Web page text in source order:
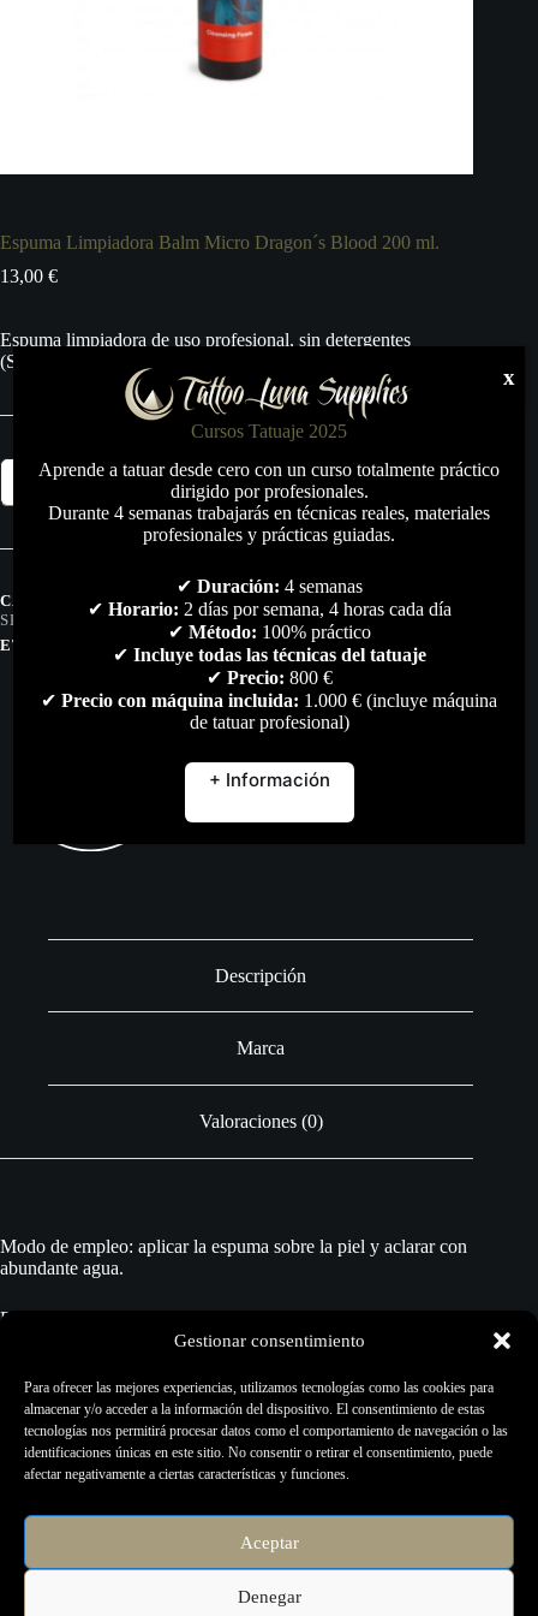
Gestionar consentimiento
Para ofrecer las mejores experiencias, utilizamos tecnologías como las cookies para
almacenar y/o acceder a la información del dispositivo. El consentimiento de estas
tecnologías nos permitirá procesar datos como el comportamiento de navegación o las
identificaciones únicas en este sitio. No consentir o retirar el consentimiento, puede
afectar negativamente a ciertas características y funciones.
Aceptar
Denegar
Espuma Limpiadora Balm Micro Dragon´s Blood 200 ml.
13,00 €
Espuma limpiadora de uso profesional, sin detergentes
(Syndet), pH 5.5.
Espuma
Balm
Dragon
200
ml.
cantidad
Añadir al carrito
CATEGORÍAS:GEL & JABONES HIGIENE & DESINFECCIÓN
SKIN CARE
,
TODO
ETIQUETAS:
BALM , ESPUMA MICROPIGMENTACION
Descripción
Marca
Valoraciones (0)
Modo de empleo: aplicar la espuma sobre la piel y aclarar con
abundante agua.
Especialmente indicada para el lavado de la piel sensible durante el
proceso de micropigmentación o maquillaje permanente.
Favorece la regeneración de la piel
Bálsamo 100% Vegano
Precauciones: mantener fuera del alcance de los niños. No ingerir.
No usar en niños menores de 3 años.
Cursos Tatuaje 2025
Aprende a tatuar desde cero con un curso totalmente práctico
dirigido por profesionales.
Durante 4 semanas trabajarás en técnicas reales, materiales
profesionales y prácticas guiadas.
✔ Duración: 4 semanas
✔ Horario: 2 días por semana, 4 horas cada día
✔ Método: 100% práctico
✔ Incluye todas las técnicas del tatuaje
✔ Precio: 800 €
✔ Precio con máquina incluida: 1.000 € (incluye máquina
de tatuar profesional)
+ Información
x